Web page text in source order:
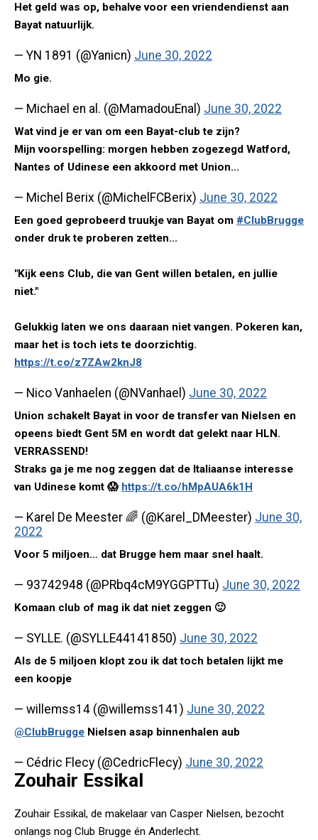
Het geld was op, behalve voor een vriendendienst aan
Bayat natuurlijk.
— YN 1891 (@Yanicn) June 30, 2022
Mo gie.
— Michael en al. (@MamadouEnal) June 30, 2022
Wat vind je er van om een Bayat-club te zijn?
Mijn voorspelling: morgen hebben zogezegd Watford,
Nantes of Udinese een akkoord met Union...
— Michel Berix (@MichelFCBerix) June 30, 2022
Een goed geprobeerd truukje van Bayat om #ClubBrugge
onder druk te proberen zetten...
"Kijk eens Club, die van Gent willen betalen, en jullie
niet."
Gelukkig laten we ons daaraan niet vangen. Pokeren kan,
maar het is toch iets te doorzichtig.
https://t.co/z7ZAw2knJ8
— Nico Vanhaelen (@NVanhael) June 30, 2022
Union schakelt Bayat in voor de transfer van Nielsen en
opeens biedt Gent 5M en wordt dat gelekt naar HLN.
VERRASSEND!
Straks ga je me nog zeggen dat de Italiaanse interesse
van Udinese komt 😱 https://t.co/hMpAUA6k1H
— Karel De Meester 🌈 (@Karel_DMeester) June 30,
2022
Voor 5 miljoen… dat Brugge hem maar snel haalt.
— 93742948 (@PRbq4cM9YGGPTTu) June 30, 2022
Komaan club of mag ik dat niet zeggen 🙂
— SYLLE. (@SYLLE44141850) June 30, 2022
Als de 5 miljoen klopt zou ik dat toch betalen lijkt me
een koopje
— willemss14 (@willemss141) June 30, 2022
@ClubBrugge Nielsen asap binnenhalen aub
— Cédric Flecy (@CedricFlecy) June 30, 2022
Zouhair Essikal
Zouhair Essikal, de makelaar van Casper Nielsen, bezocht
onlangs nog Club Brugge én Anderlecht.